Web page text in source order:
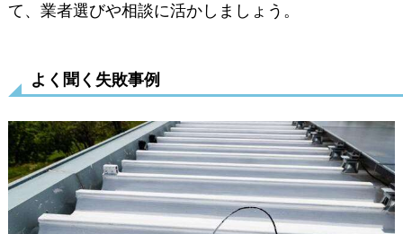
て、業者選びや相談に活かしましょう。
よく聞く失敗事例